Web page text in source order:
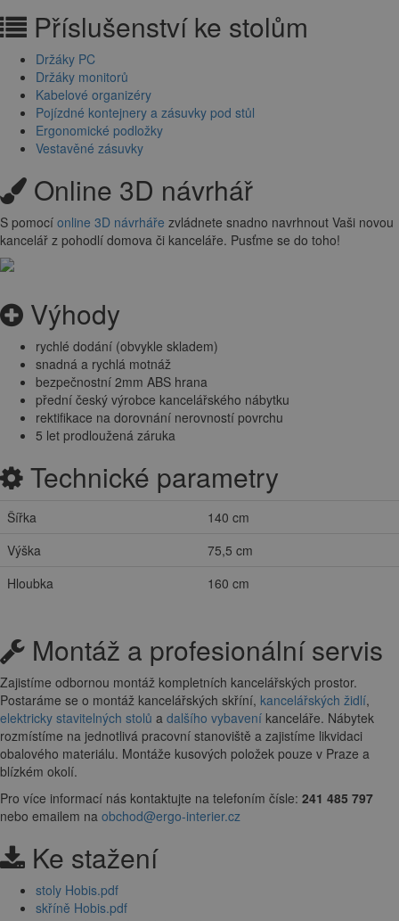
Příslušenství ke stolům
Držáky PC
Držáky monitorů
Kabelové organizéry
Pojízdné kontejnery a zásuvky pod stůl
Ergonomické podložky
Vestavěné zásuvky
Online 3D návrhář
S pomocí online 3D návrháře zvládnete snadno navrhnout Vaši novou
kancelář z pohodlí domova či kanceláře. Pusťme se do toho!
Výhody
rychlé dodání (obvykle skladem)
snadná a rychlá motnáž
bezpečnostní 2mm ABS hrana
přední český výrobce kancelářského nábytku
rektifikace na dorovnání nerovností povrchu
5 let prodloužená záruka
Technické parametry
Šířka
140 cm
Výška
75,5 cm
Hloubka
160 cm
Montáž a profesionální servis
Zajistíme odbornou montáž kompletních kancelářských prostor.
Postaráme se o montáž kancelářských skříní, kancelářských židlí,
elektricky stavitelných stolů a dalšího vybavení kanceláře. Nábytek
rozmístíme na jednotlivá pracovní stanoviště a zajistíme likvidaci
obalového materiálu. Montáže kusových položek pouze v Praze a
blízkém okolí.
Pro více informací nás kontaktujte na telefoním čísle: 241 485 797
nebo emailem na obchod@ergo-interier.cz
Ke stažení
stoly Hobis.pdf
skříně Hobis.pdf